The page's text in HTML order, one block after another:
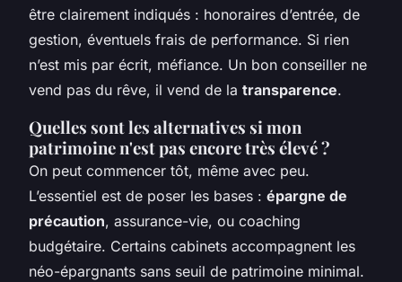
être clairement indiqués : honoraires d’entrée, de
gestion, éventuels frais de performance. Si rien
n’est mis par écrit, méfiance. Un bon conseiller ne
vend pas du rêve, il vend de la transparence.
Quelles sont les alternatives si mon
patrimoine n'est pas encore très élevé ?
On peut commencer tôt, même avec peu.
L’essentiel est de poser les bases : épargne de
précaution, assurance-vie, ou coaching
budgétaire. Certains cabinets accompagnent les
néo-épargnants sans seuil de patrimoine minimal.